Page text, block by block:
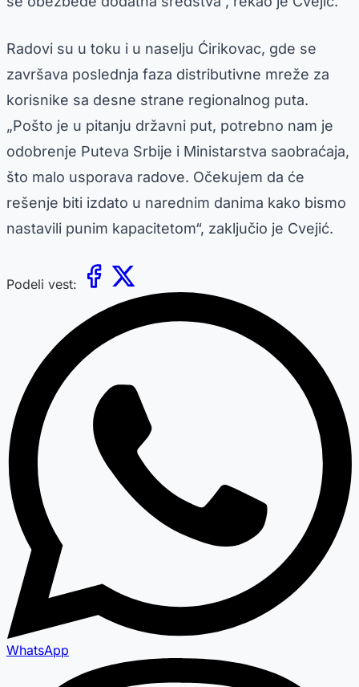
Radovi su u toku i u naselju Ćirikovac, gde se
završava poslednja faza distributivne mreže za
korisnike sa desne strane regionalnog puta.
„Pošto je u pitanju državni put, potrebno nam je
odobrenje Puteva Srbije i Ministarstva saobraćaja,
što malo usporava radove. Očekujem da će
rešenje biti izdato u narednim danima kako bismo
nastavili punim kapacitetom“, zaključio je Cvejić.
Podeli vest:
WhatsApp